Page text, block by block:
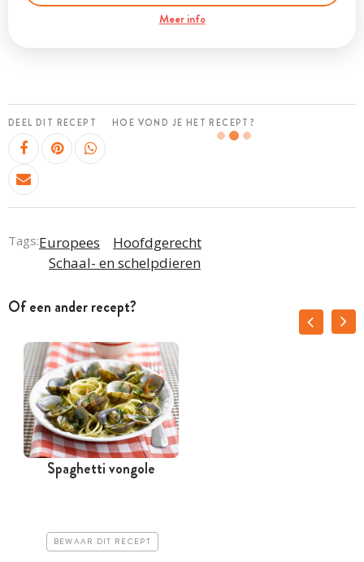
Meer info
DEEL DIT RECEPT HOE VOND JE HET RECEPT?
Tags:Europees
Hoofdgerecht
Schaal- en schelpdieren
Of een ander recept?
Spaghetti vongole
BEWAAR DIT RECEPT